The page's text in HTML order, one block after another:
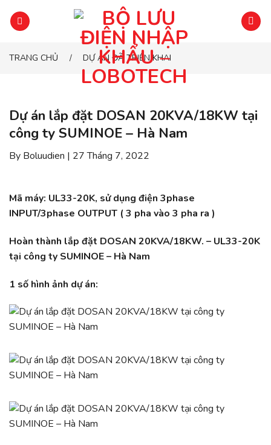
đến
nộiTRANG CHỦ / DỰ ÁN ĐÃ TRIỂN KHAI
Dự án lắp đặt DOSAN 20KVA/18KW tại
công ty SUMINOE – Hà Nam
By Boluudien | 27 Tháng 7, 2022
Mã máy: UL33-20K, sử dụng điện 3phase
INPUT/3phase OUTPUT ( 3 pha vào 3 pha ra )
Hoàn thành lắp đặt DOSAN 20KVA/18KW. – UL33-20K
tại công ty SUMINOE – Hà Nam
1 số hình ảnh dự án: